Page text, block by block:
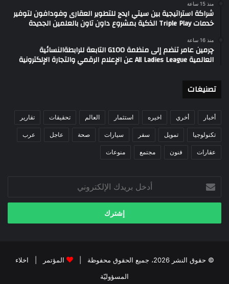
منذ 15 ساعة
شراكة استراتيجية بين سيتي ايدج للتطوير العقارى وفودافون لتوفير
خدمات Triple Play الذكية بمشروع داون تاون بالعلمين الجديدة
منذ 16 ساعة
چرمين عامر تنضم إلى منظمة G100 التابعة للرابطةالنسائية
العالمية All Ladies League عن الإعلام الرقمي والتجارة الإلكترونية
تصنيغات
أخبار أخري اخيره استثمار العالم تحقيقات تقارير
تكنولوجيا تمويل سفر سيارات صحة عاجل عرب
عقارات فنون مجتمع منوعات
بريدك
الإلكتروني
© حقوق النشر 2026، جميع الحقوق محفوظة | المؤتمر
اخلاء
المسؤوليّة